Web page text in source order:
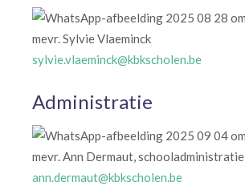
mevr. Sylvie Vlaeminck
sylvie.vlaeminck@kbkscholen.be
Administratie
mevr. Ann Dermaut, schooladministratie
ann.dermaut@kbkscholen.be